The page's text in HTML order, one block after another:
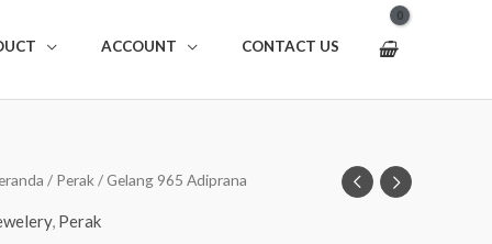
ACCOUNT CONTACT US
/ Perak/ Gelang 965 Adiprana
, Perak